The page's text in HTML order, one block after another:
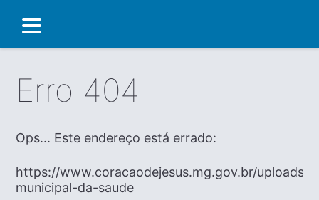
Erro 404
Ops... Este endereço está errado:
https://www.coracaodejesus.mg.gov.br/uploads/
municipal-da-saude